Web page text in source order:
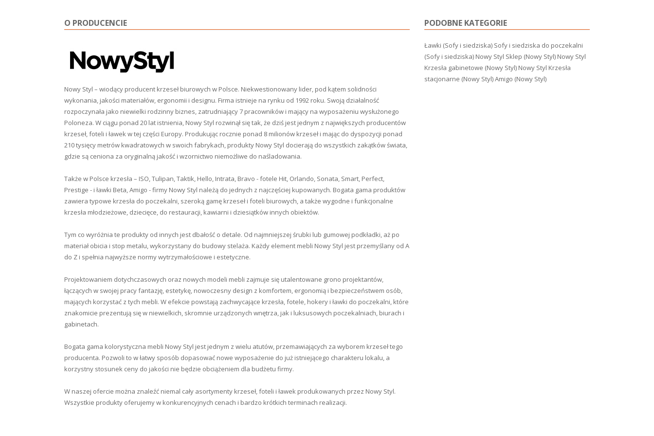
O PRODUCENCIE
Nowy Styl – wiodący producent krzeseł biurowych w Polsce. Niekwestionowany lider, pod kątem solidności
wykonania, jakości materiałów, ergonomii i designu. Firma istnieje na rynku od 1992 roku. Swoją działalność
rozpoczynała jako niewielki rodzinny biznes, zatrudniający 7 pracowników i mający na wyposażeniu wysłużonego
Poloneza. W ciągu ponad 20 lat istnienia, Nowy Styl rozwinął się tak, że dziś jest jednym z największych producentów
krzeseł, foteli i ławek w tej części Europy. Produkując rocznie ponad 8 milionów krzeseł i mając do dyspozycji ponad
210 tysięcy metrów kwadratowych w swoich fabrykach, produkty Nowy Styl docierają do wszystkich zakątków świata,
gdzie są ceniona za oryginalną jakość i wzornictwo niemożliwe do naśladowania.
Także w Polsce krzesła – ISO, Tulipan, Taktik, Hello, Intrata, Bravo - fotele Hit, Orlando, Sonata, Smart, Perfect,
Prestige - i ławki Beta, Amigo - firmy Nowy Styl należą do jednych z najczęściej kupowanych. Bogata gama produktów
zawiera typowe krzesła do poczekalni, szeroką gamę krzeseł i foteli biurowych, a także wygodne i funkcjonalne
krzesła młodzieżowe, dziecięce, do restauracji, kawiarni i dziesiątków innych obiektów.
Tym co wyróżnia te produkty od innych jest dbałość o detale. Od najmniejszej śrubki lub gumowej podkładki, aż po
materiał obicia i stop metalu, wykorzystany do budowy stelaża. Każdy element mebli Nowy Styl jest przemyślany od A
do Z i spełnia najwyższe normy wytrzymałościowe i estetyczne.
Projektowaniem dotychczasowych oraz nowych modeli mebli zajmuje się utalentowane grono projektantów,
łączących w swojej pracy fantazję, estetykę, nowoczesny design z komfortem, ergonomią i bezpieczeństwem osób,
mających korzystać z tych mebli. W efekcie powstają zachwycające krzesła, fotele, hokery i ławki do poczekalni, które
znakomicie prezentują się w niewielkich, skromnie urządzonych wnętrza, jak i luksusowych poczekalniach, biurach i
gabinetach.
Bogata gama kolorystyczna mebli Nowy Styl jest jednym z wielu atutów, przemawiających za wyborem krzeseł tego
producenta. Pozwoli to w łatwy sposób dopasować nowe wyposażenie do już istniejącego charakteru lokalu, a
korzystny stosunek ceny do jakości nie będzie obciążeniem dla budżetu firmy.
W naszej ofercie można znaleźć niemal cały asortymenty krzeseł, foteli i ławek produkowanych przez Nowy Styl.
Wszystkie produkty oferujemy w konkurencyjnych cenach i bardzo krótkich terminach realizacji.
PODOBNE KATEGORIE
Ławki (Sofy i siedziska) Sofy i siedziska do poczekalni
(Sofy i siedziska) Nowy Styl Sklep (Nowy Styl) Nowy Styl
Krzesła gabinetowe (Nowy Styl) Nowy Styl Krzesła
stacjonarne (Nowy Styl)Amigo (Nowy Styl)